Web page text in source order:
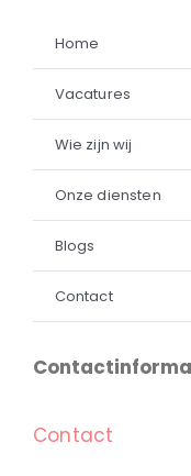
Home
Vacatures
Wie zijn wij
Onze diensten
Blogs
Contact
Contact